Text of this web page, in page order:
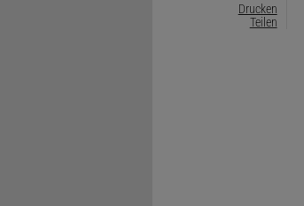
Drucken
Teilen